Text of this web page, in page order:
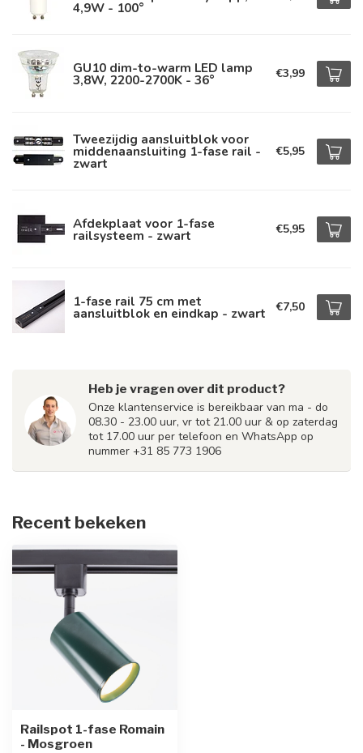
4,9W - 100°
GU10 dim-to-warm LED lamp
3,8W, 2200-2700K - 36° €3,99
Tweezijdig aansluitblok voor
middenaansluiting 1-fase rail -
zwart
€5,95
Afdekplaat voor 1-fase
railsysteem - zwart €5,95
1-fase rail 75 cm met
aansluitblok en eindkap - zwart €7,50
Heb je vragen over dit product?
Onze klantenservice is bereikbaar van ma - do
08.30 - 23.00 uur, vr tot 21.00 uur & op zaterdag
tot 17.00 uur per telefoon en WhatsApp op
nummer +31 85 773 1906
Recent bekeken
Railspot 1-fase Romain
- Mosgroen